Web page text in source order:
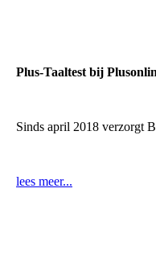
Plus-Taaltest bij
Sinds april 2018 verzorgt
lees meer...